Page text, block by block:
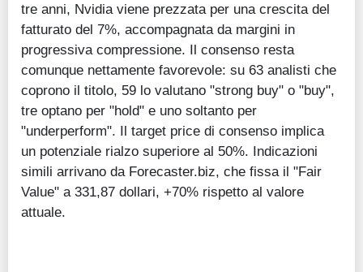
tre anni, Nvidia viene prezzata per una crescita del
fatturato del 7%, accompagnata da margini in
progressiva compressione. Il consenso resta
comunque nettamente favorevole: su 63 analisti che
coprono il titolo, 59 lo valutano "strong buy" o "buy",
tre optano per "hold" e uno soltanto per
"underperform". Il target price di consenso implica
un potenziale rialzo superiore al 50%. Indicazioni
simili arrivano da Forecaster.biz, che fissa il "Fair
Value" a 331,87 dollari, +70% rispetto al valore
attuale.